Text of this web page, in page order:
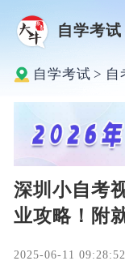
自学考试
自学考试 > 自
深圳小自考
业攻略！附
2025-06-11